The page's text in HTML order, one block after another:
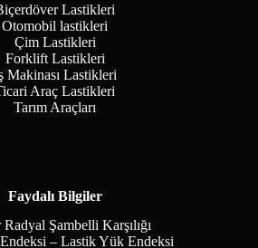
Lastikleri
Otomobil lastikleri
Çim Lastikleri
Forklift Lastikleri
Makinası Lastikleri
Araç Lastikleri
Tarım Araçları
Faydalı Bilgiler
Şambelli Karşılığı
– Lastik Yük Endeksi